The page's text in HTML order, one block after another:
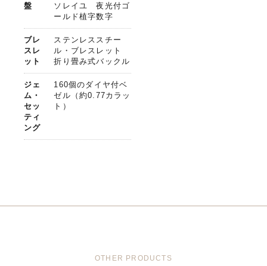
盤
ソレイユ 夜光付ゴ
ールド植字数字
ブレ
スレ
ット
ステンレススチー
ル・ブレスレット
折り畳み式バックル
ジェ
ム・
セッ
ティ
ング
160個のダイヤ付ベ
ゼル（約0.77カラッ
ト）
OTHER PRODUCTS